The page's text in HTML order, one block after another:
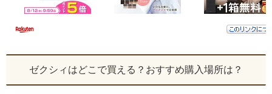
ゼクシィはどこで買える？おすすめ購入場所は？